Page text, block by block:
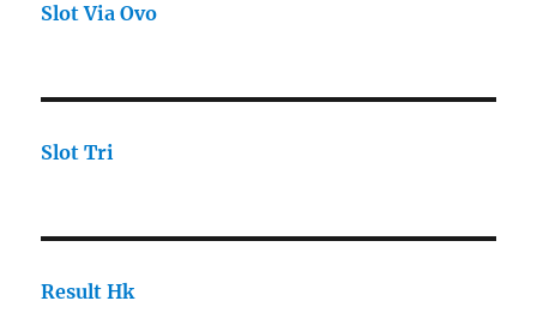
Slot Via Ovo
Slot Tri
Result Hk